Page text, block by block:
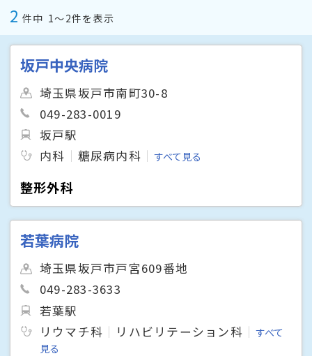
2 件中 1〜2件を表示
坂戸中央病院
埼玉県坂戸市南町30-8
049-283-0019
坂戸駅
内科
糖尿病内科 すべて見る
整形外科
若葉病院
埼玉県坂戸市戸宮609番地
049-283-3633
若葉駅
リウマチ科
リハビリテーション科
すべて
見る